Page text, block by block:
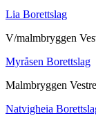
Lia Borettslag
V/malmbryggen
Myråsen Borettslag
Malmbryggen
Natvigheia